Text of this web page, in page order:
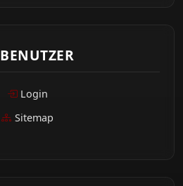
BENUTZER
Login
Sitemap